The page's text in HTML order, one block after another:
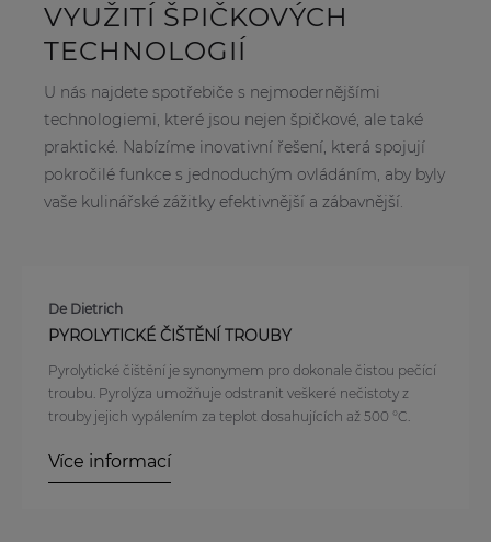
VYUŽITÍ ŠPIČKOVÝCH
TECHNOLOGIÍ
U nás najdete spotřebiče s nejmodernějšími
technologiemi, které jsou nejen špičkové, ale také
praktické. Nabízíme inovativní řešení, která spojují
pokročilé funkce s jednoduchým ovládáním, aby byly
vaše kulinářské zážitky efektivnější a zábavnější.
De Dietrich
PYROLYTICKÉ ČIŠTĚNÍ TROUBY
Pyrolytické čištění je synonymem pro dokonale čistou pečící
troubu. Pyrolýza umožňuje odstranit veškeré nečistoty z
trouby jejich vypálením za teplot dosahujících až 500 °C.
Více informací